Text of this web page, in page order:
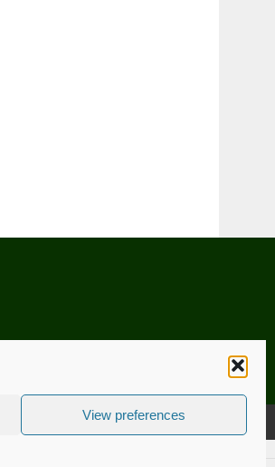
View preferences
CONTACTE-NOS COOKIE POLICY (EU)